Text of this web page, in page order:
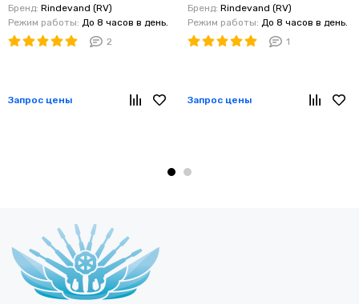
Бренд: Rindevand (RV)
Режим работы: До 8 часов в день.
2
Запрос цены
Бренд: Rindevand (RV)
Режим работы: До 8 часов в день.
1
Запрос цены